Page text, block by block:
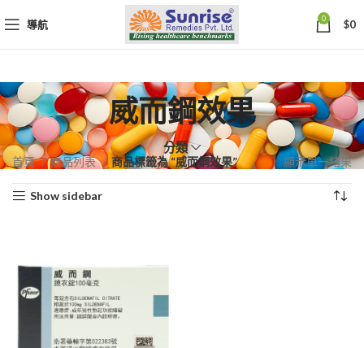
導航 0 $0
威而鋼效果
分類
首頁 商品列表 商品標籤為 “威而鋼效果” 顯示單一結果
Show sidebar